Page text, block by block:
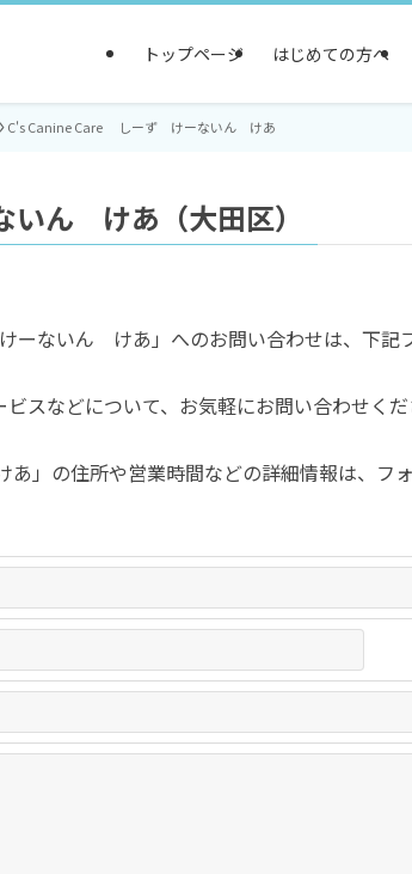
トップページ はじめての方へ
C's Canine Care しーず けーないん けあ
ん けあ（大田区）
ないん けあ」へのお問い合わせは、下記フ
スなどについて、お気軽にお問い合わせくだ
の住所や営業時間などの詳細情報は、フォ